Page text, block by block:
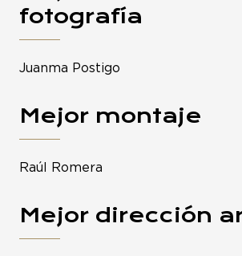
fotografía
Juanma Postigo
Mejor montaje
Raúl Romera
Mejor dirección